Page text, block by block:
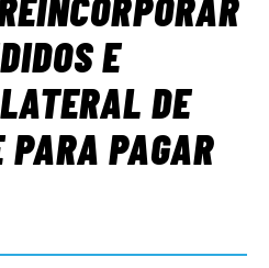
E
DE
PARA PAGAR